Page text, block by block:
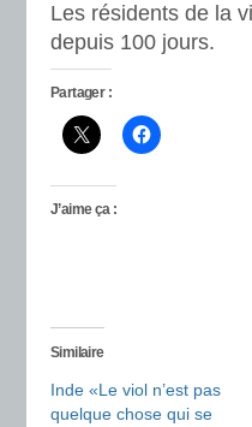
Les résidents de la
depuis 100 jours.
Partager :
J’aime ça :
Similaire
Inde «Le viol n’est pas
quelque chose qui se